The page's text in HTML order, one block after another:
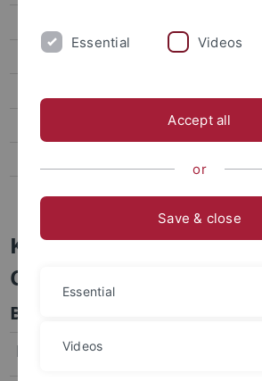
Chemie Bachelor of Science
Prüfungsamt
Klausur- und
Chemie als Nebenfach
Bioinformatik
Datum
Essential Videos
Accept all
or
Save & close
Essential
Videos